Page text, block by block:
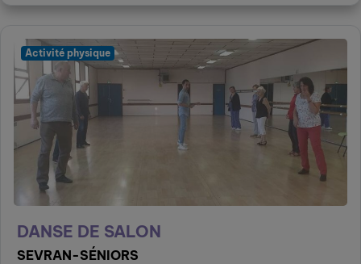
Activité physique
DANSE DE SALON
SEVRAN-SÉNIORS